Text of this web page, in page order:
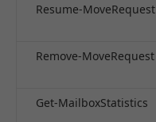
Resume-MoveRequest
Remove-MoveRequest
Get-MailboxStatistics